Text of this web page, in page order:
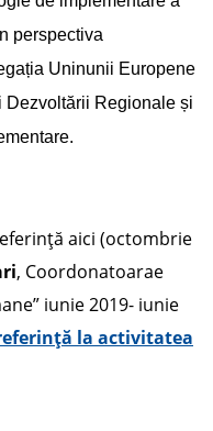
perspectiva
Uninunii Europene
Dezvoltării Regionale și
aici (octombrie
, Coordonatoarae
iunie 2019- iunie
la activitatea